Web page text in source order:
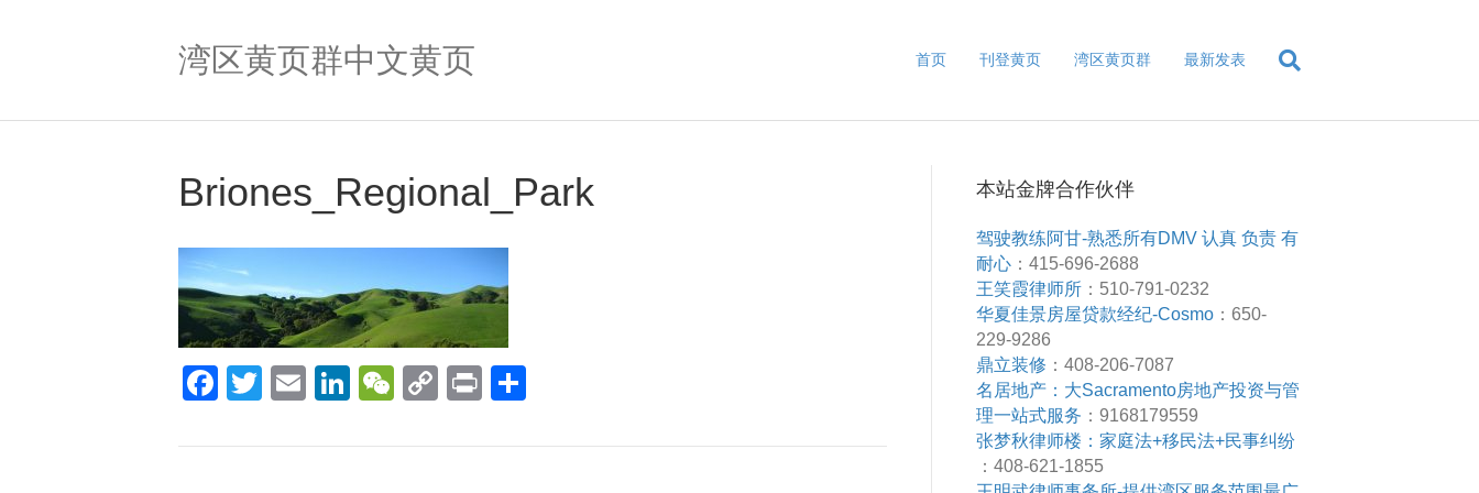
湾区黄页群中文黄页 首页 刊登黄页 湾区黄页群 最新发表
Briones_Regional_Park
F
c
T
tt
E
ail
Li
k
W
C
C
p
Pr
t
ar
本站金牌合作伙伴
驾驶教练阿甘-熟悉所有DMV 认真 负责 有
耐心 ：415-696-2688
王笑霞律师所 ：510-791-0232
华夏佳景房屋贷款经纪-Cosmo ：650-
229-9286
鼎立装修 ：408-206-7087
名居地产：大Sacramento房地产投资与管
理一站式服务 ：9168179559
张梦秋律师楼：家庭法+移民法+民事纠纷
：408-621-1855